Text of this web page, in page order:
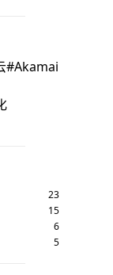
Akamai
23
15
6
5